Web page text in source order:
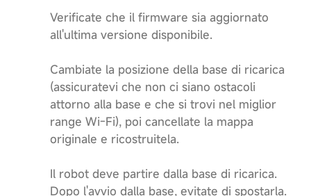
Verificate che il firmware sia aggiornato
all'ultima versione disponibile.
Cambiate la posizione della base di ricarica
(assicuratevi che non ci siano ostacoli
attorno alla base e che si trovi nel miglior
range Wi-Fi), poi cancellate la mappa
originale e ricostruitela.
Il robot deve partire dalla base di ricarica.
Dopo l'avvio dalla base, evitate di spostarla.